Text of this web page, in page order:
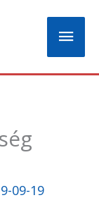
Main
09-19